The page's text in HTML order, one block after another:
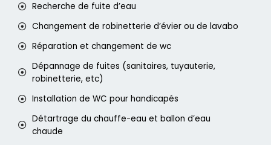
Recherche de fuite d’eau
Changement de robinetterie d’évier ou de lavabo
Réparation et changement de wc
Dépannage de fuites (sanitaires, tuyauterie,
robinetterie, etc)
Installation de WC pour handicapés
Détartrage du chauffe-eau et ballon d’eau
chaude